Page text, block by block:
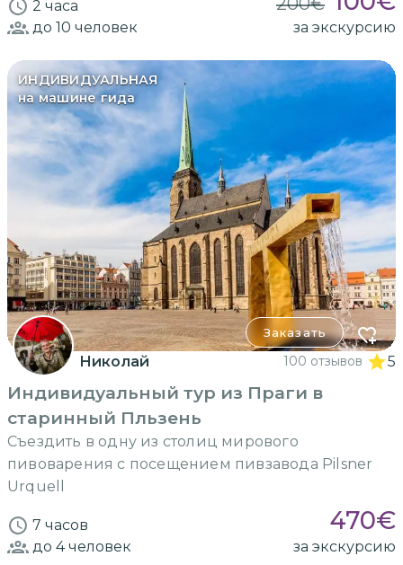
2 часа
до 10 человек за экскурсию
ИНДИВИДУАЛЬНАЯ
на машине гида
Заказать
Николай 100 отзывов 5
Индивидуальный тур из Праги в
старинный Пльзень
Съездить в одну из столиц мирового
пивоварения с посещением пивзавода Pilsner
Urquell
7 часов 470€
до 4человек за экскурсию